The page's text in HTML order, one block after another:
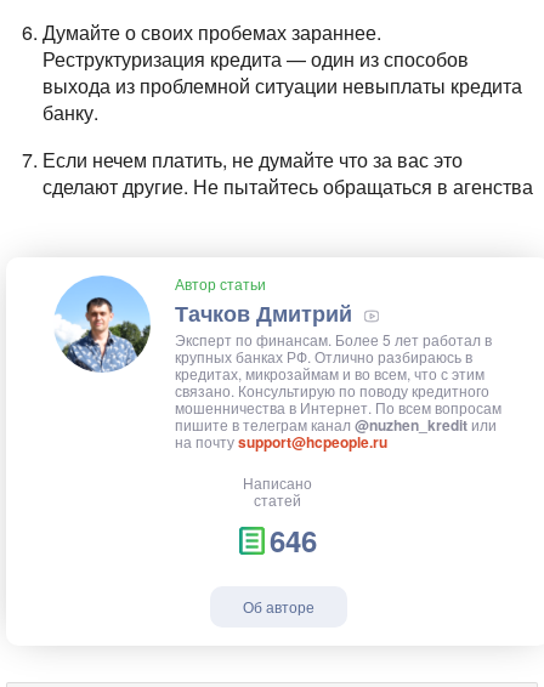
Думайте о своих пробемах зараннее.
Реструктуризация кредита — один из способов
выхода из проблемной ситуации невыплаты кредита
банку.
Если нечем платить, не думайте что за вас это
сделают другие. Не пытайтесь обращаться в агенства
Автор статьи
Тачков Дмитрий
Эксперт по финансам. Более 5 лет работал в
крупных банках РФ. Отлично разбираюсь в
кредитах, микрозаймам и во всем, что с этим
связано. Консультирую по поводу кредитного
мошенничества в Интернет. По всем вопросам
пишите в телеграм канал @nuzhen_kredit или
на почтуsupport@hcpeople.ru
Написано
статей
646
Об авторе